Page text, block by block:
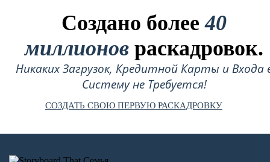
Создано более40
миллионов раскадровок.
Никаких Загрузок, Кредитной Карты и Входа
Систему не Требуется!
СОЗДАТЬ СВОЮ ПЕРВУЮ РАСКАДРОВКУ